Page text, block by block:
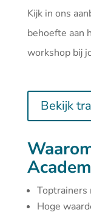
Kijk in ons
behoefte aan
workshop bij
Bekijk
Toptrainers
Hoge